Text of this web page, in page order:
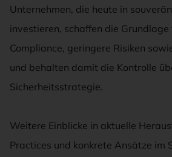
Unternehmen, die heute in
investieren, schaffen die
Compliance, geringere Risiken
und behalten damit die Kontrolle
Sicherheitsstrategie.
Weitere Einblicke in aktuelle
Practices und konkrete Ansätze im